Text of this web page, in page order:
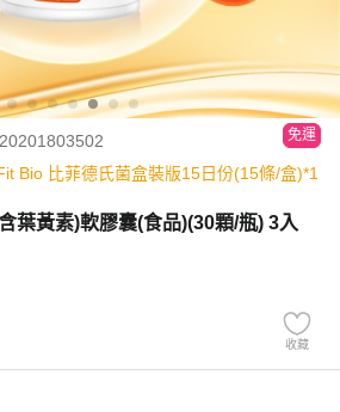
免運
Bio 比菲德氏菌盒裝版15日份(15條/盒)*1
葉黃素)軟膠囊(食品)(30顆/瓶) 3入
收藏